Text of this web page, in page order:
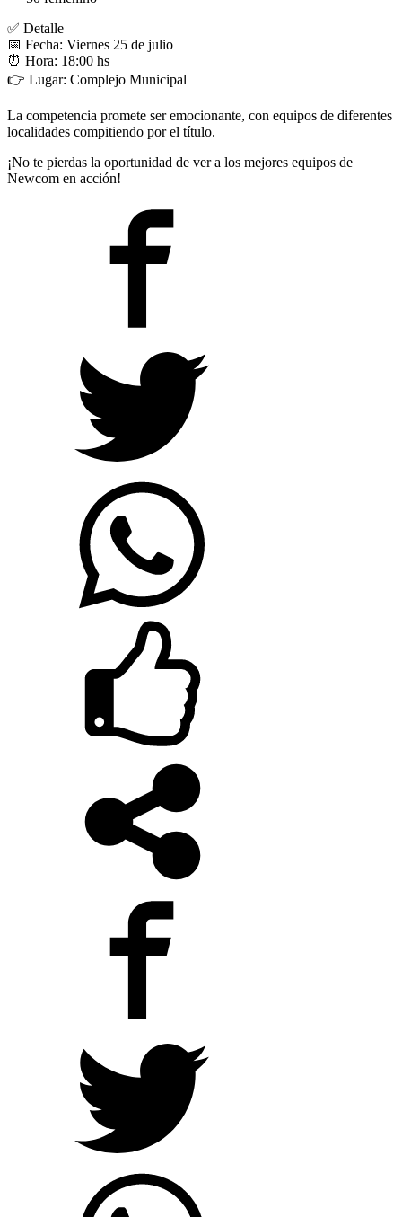
✅ Detalle
📅 Fecha: Viernes 25 de julio
⏰ Hora: 18:00 hs
👉 Lugar: Complejo Municipal
La competencia promete ser emocionante, con equipos de diferentes
localidades compitiendo por el título.
¡No te pierdas la oportunidad de ver a los mejores equipos de
Newcom en acción!